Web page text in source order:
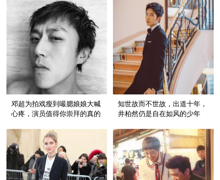
邓超为拍戏瘦到嘬腮娘娘大喊
心疼，演员值得你崇拜的真的
知世故而不世故，出道十年，
井柏然仍是自在如风的少年